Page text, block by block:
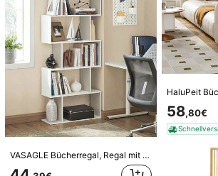
166 Follower
139 ,88€
Schnellversand Gratisversand
#6
38,43€
VASAGLE Bücherregal, Regal mit 6 Ebenen, Standregal, Büroregal, freistehend, Dekoregal, zur Präsentation, modern, für Wohnzimmer, Schlafzimmer, Büro, weiß
58,80€